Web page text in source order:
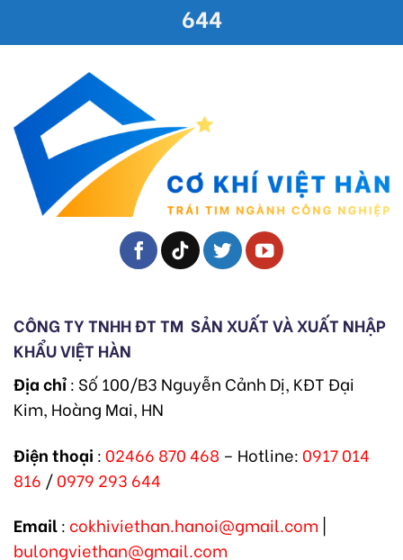
644
CÔNG TY TNHH ĐT TM SẢN XUẤT VÀ XUẤT NHẬP
KHẨU VIỆT HÀN
Địa chỉ: Số 100/B3 Nguyễn Cảnh Dị, KĐT Đại
Kim, Hoàng Mai, HN
Điện thoại : 02466 870 468 – Hotline: 0917 014
816 /0979 293 644
Email: cokhiviethan.hanoi@gmail.com
bulongviethan@gmail.com